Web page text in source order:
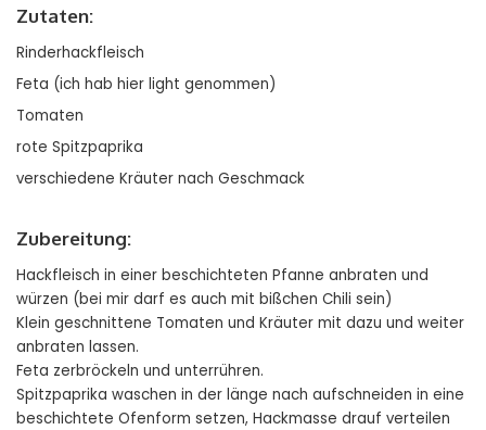
Zutaten:
Rinderhackfleisch
Feta (ich hab hier light genommen)
Tomaten
rote Spitzpaprika
verschiedene Kräuter nach Geschmack
Zubereitung:
Hackfleisch in einer beschichteten Pfanne anbraten und
würzen (bei mir darf es auch mit bißchen Chili sein)
Klein geschnittene Tomaten und Kräuter mit dazu und weiter
anbraten lassen.
Feta zerbröckeln und unterrühren.
Spitzpaprika waschen in der länge nach aufschneiden in eine
beschichtete Ofenform setzen, Hackmasse drauf verteilen